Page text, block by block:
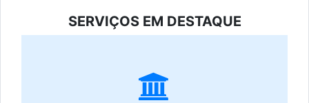
SERVIÇOS EM DESTAQUE